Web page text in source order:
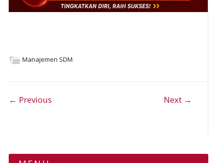
Manajemen SDM.
Post navigation
← Previous Next →